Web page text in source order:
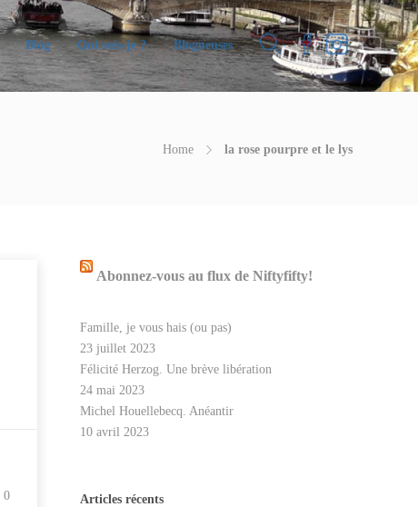
Blog Qui suis-je ? Blogueuses
Home la rose pourpre et le lys
0
Abonnez-vous au flux de Niftyfifty!
Famille, je vous hais (ou pas)
23 juillet 2023
Félicité Herzog. Une brève libération
24 mai 2023
Michel Houellebecq. Anéantir
10 avril 2023
Articles récents